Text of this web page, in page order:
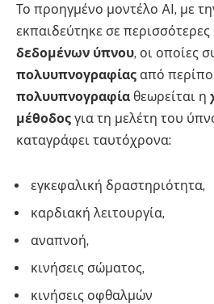
Το προηγμένο μοντέλο AI, με
εκπαιδεύτηκε σε
δεδομένων ύπνου, οι οποίες
πολυυπνογραφίας από
πολυυπνογραφία θεωρείται η
μέθοδος για τη μελέτη του
καταγράφει ταυτόχρονα:
εγκεφαλική δραστηριότητα,
καρδιακή λειτουργία,
αναπνοή,
κινήσεις σώματος,
κινήσεις οφθαλμών